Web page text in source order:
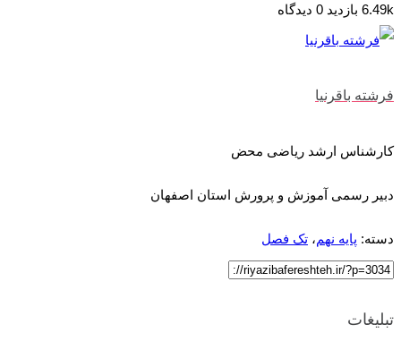
6.49k بازدید
فرشته باقرنیا
کارشناس ارشد ریاضی محض
دبیر رسمی آموزش و پرورش استان اصفهان
دسته: پایه نهم، تک فصل
تبلیغات